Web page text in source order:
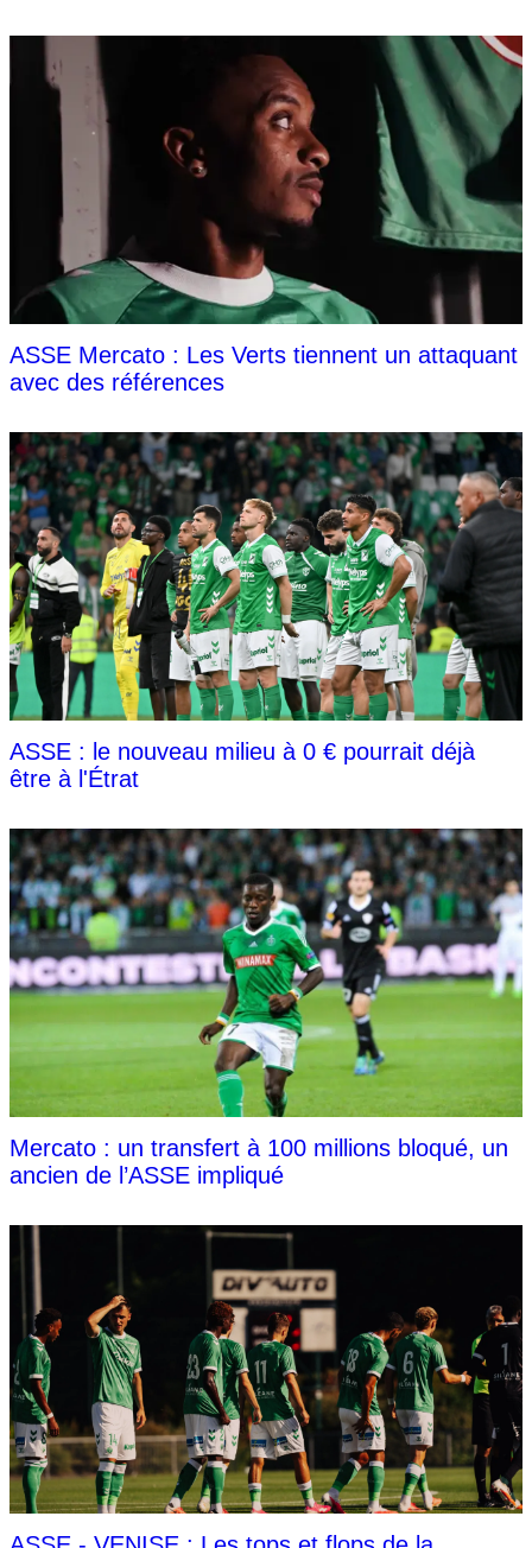
ASSE Mercato : Les Verts tiennent un attaquant
avec des références
ASSE : le nouveau milieu à 0 € pourrait déjà
être à l'Étrat
Mercato : un transfert à 100 millions bloqué, un
ancien de l’ASSE impliqué